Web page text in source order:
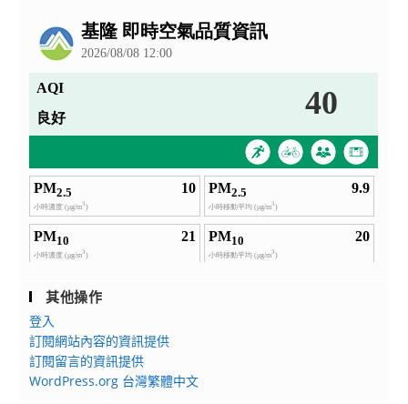
其他操作
登入
訂閱網站內容的資訊提供
訂閱留言的資訊提供
WordPress.org 台灣繁體中文